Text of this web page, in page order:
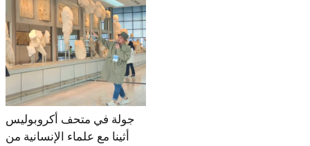
جولة في متحف أكروبوليس
أثينا مع علماء الإنسانية من